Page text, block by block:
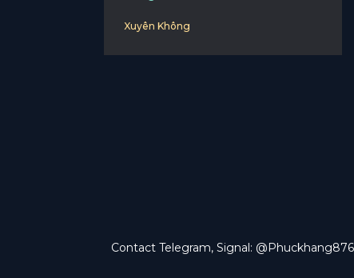
Xuyên Không
Contact Telegram, Signal: @Phuckhang876